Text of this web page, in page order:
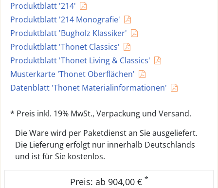
Produktblatt '214'
Produktblatt '214 Monografie'
Produktblatt 'Bugholz Klassiker'
Produktblatt 'Thonet Classics'
Produktblatt 'Thonet Living & Classics'
Musterkarte 'Thonet Oberflächen'
Datenblatt 'Thonet Materialinformationen'
* Preis inkl. 19% MwSt., Verpackung und Versand.
Die Ware wird per Paketdienst an Sie ausgeliefert.
Die Lieferung erfolgt nur innerhalb Deutschlands
und ist für Sie kostenlos.
Preis: ab 904,00 € *